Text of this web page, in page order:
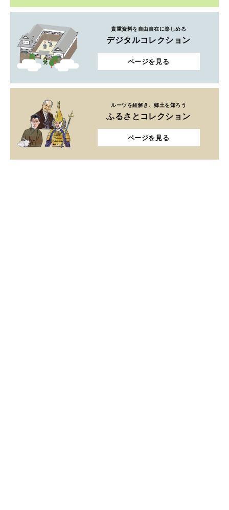
貴重資料を自由自在に楽しめる
デジタルコレクション
ページを見る
ルーツを紐解き、郷土を知ろう
ふるさとコレクション
ページを見る